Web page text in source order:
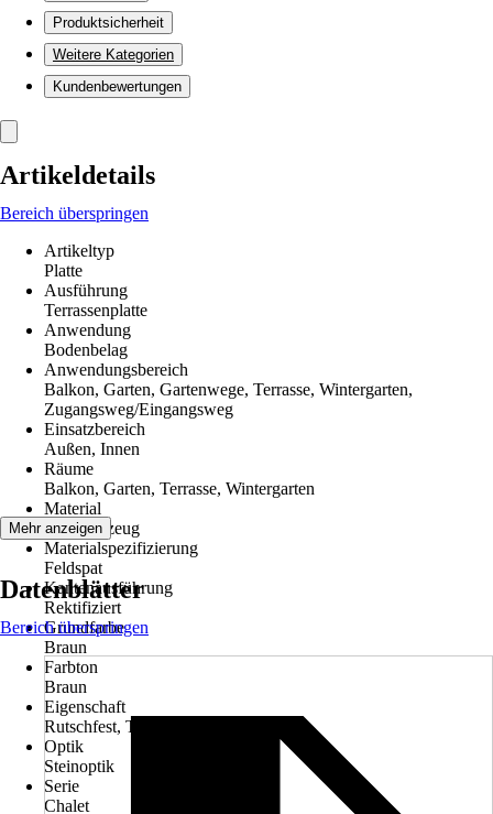
Produktsicherheit
Weitere Kategorien
Kundenbewertungen
Artikeldetails
Bereich überspringen
Artikeltyp
Platte
Ausführung
Terrassenplatte
Anwendung
Bodenbelag
Anwendungsbereich
Balkon, Garten, Gartenwege, Terrasse, Wintergarten,
Zugangsweg/Eingangsweg
Einsatzbereich
Außen, Innen
Räume
Balkon, Garten, Terrasse, Wintergarten
Material
Feinsteinzeug
Materialspezifizierung
Feldspat
Kantenausführung
Rektifiziert
Grundfarbe
Braun
Farbton
Braun
Eigenschaft
Rutschfest, Tausalzbeständig
Optik
Steinoptik
Serie
Chalet
Mehr anzeigen
Datenblätter
Bereich überspringen